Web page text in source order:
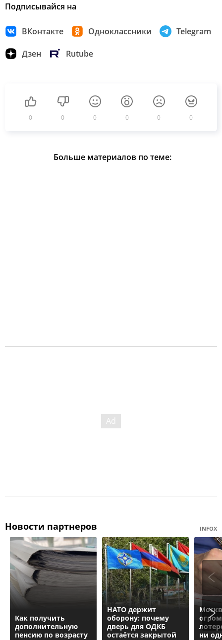
Подписывайся на
ВКонтакте Одноклассники Telegram
Дзен Rutube
0 0 0 0 0 0
Больше материалов по теме:
Новости партнеров INFOX
Как получить
дополнительную
пенсию по возрасту
НАТО держит
оборону: почему
дверь для ОДКБ
остаётся закрытой
ни